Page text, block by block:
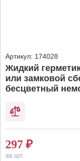
Артикул: 174028
Жидкий
или замковой
бесцветный
297 ₽
за шт.